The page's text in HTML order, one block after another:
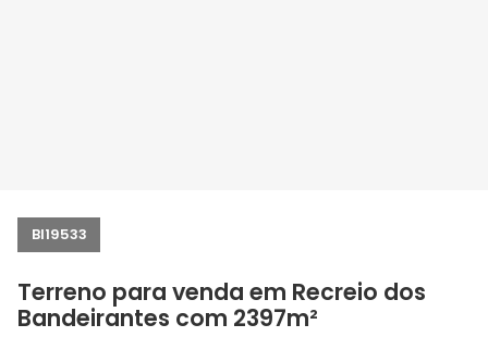
BI19533
Terreno para venda em Recreio dos
Bandeirantes com 2397m²